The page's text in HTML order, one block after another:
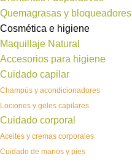
Quemagrasas y bloqueadores
Cosmética e higiene
Maquillaje Natural
Accesorios para higiene
Cuidado capilar
Champús y acondicionadores
Lociones y geles capilares
Cuidado corporal
Aceites y cremas corporales
Cuidado de manos y pies